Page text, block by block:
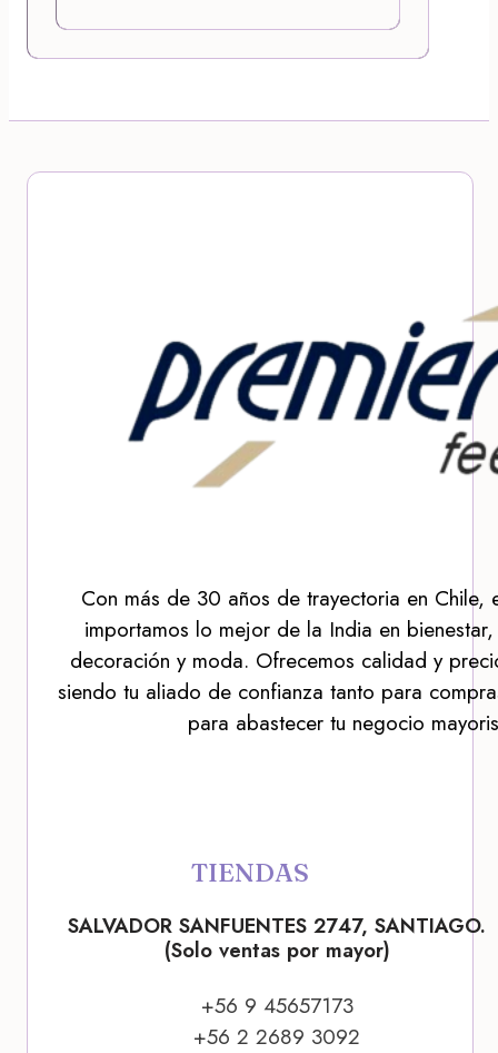
Con más de 30 años de trayectoria en Chile,
importamos lo mejor de la India en
decoración y moda. Ofrecemos calidad y
siendo tu aliado de confianza tanto para
para abastecer tu negocio
TIENDAS
SALVADOR SANFUENTES 2747, SANTIAGO.
(Solo ventas por mayor)
+56 9 45657173
+56 2 2689 3092